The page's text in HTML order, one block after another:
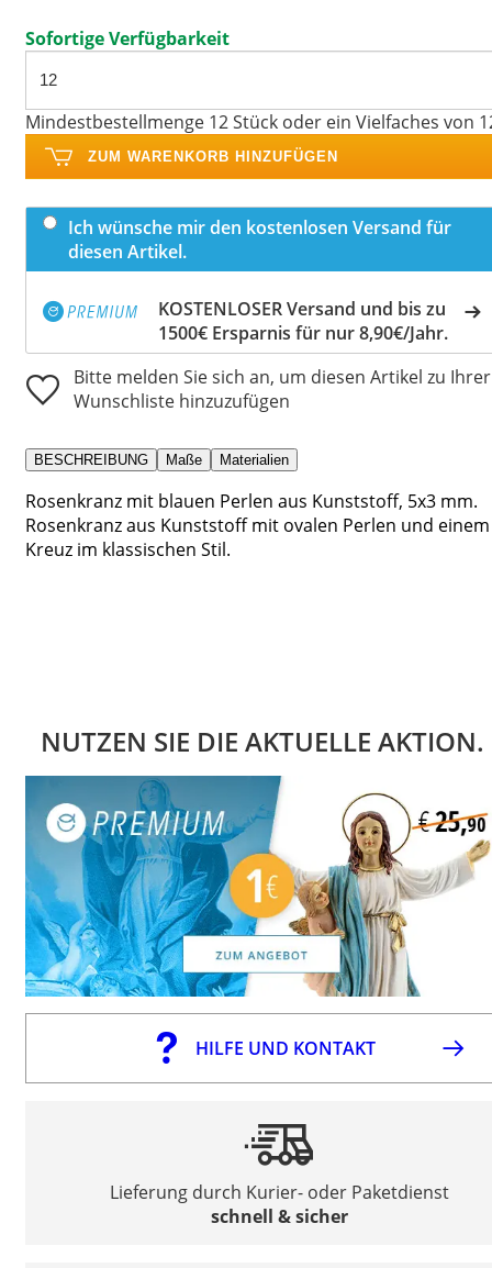
Sofortige Verfügbarkeit
Mindestbestellmenge 12 Stück oder ein Vielfaches von
ZUM WARENKORB HINZUFÜGEN
Ich wünsche mir den kostenlosen Versand für
diesen Artikel.
KOSTENLOSER Versand und bis zu
1500€ Ersparnis für nur 8,90€/Jahr.
Bitte melden Sie sich an, um diesen Artikel zu Ihrer
Wunschliste hinzuzufügen
BESCHREIBUNG Maße Materialien
Rosenkranz mit blauen Perlen aus Kunststoff, 5x3 mm.
Rosenkranz aus Kunststoff mit ovalen Perlen und einem
Kreuz im klassischen Stil.
NUTZEN SIE DIE AKTUELLE AKTION.
HILFE UND KONTAKT
Lieferung durch Kurier- oder Paketdienst
schnell & sicher